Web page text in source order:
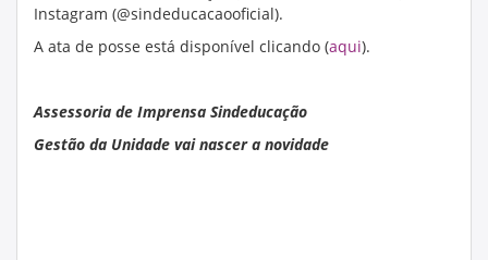
Instagram (@sindeducacaooficial).
A ata de posse está disponível clicando (aqui).
Assessoria de Imprensa Sindeducação
Gestão da Unidade vai nascer a novidade